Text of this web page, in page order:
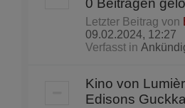
0 Beiträgen
Letzter Beitrag von
09.02.2024, 12:27
Verfasst in
Kino von
Edisons